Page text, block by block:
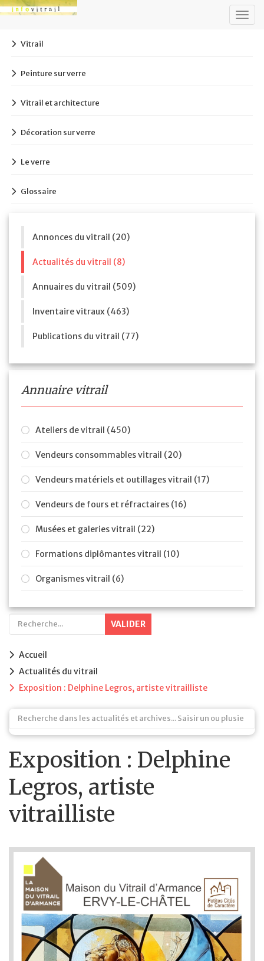
Vitrail
Peinture sur verre
Vitrail et architecture
Décoration sur verre
Le verre
Glossaire
Annonces du vitrail (20)
Actualités du vitrail (8)
Annuaires du vitrail (509)
Inventaire vitraux (463)
Publications du vitrail (77)
Annuaire vitrail
Ateliers de vitrail (450)
Vendeurs consommables vitrail (20)
Vendeurs matériels et outillages vitrail (17)
Vendeurs de fours et réfractaires (16)
Musées et galeries vitrail (22)
Formations diplômantes vitrail (10)
Organismes vitrail (6)
VALIDER
Accueil
Actualités du vitrail
Exposition : Delphine Legros, artiste vitrailliste
Exposition : Delphine
Legros, artiste
vitrailliste